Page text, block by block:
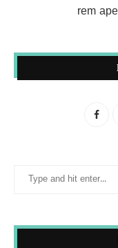
rem